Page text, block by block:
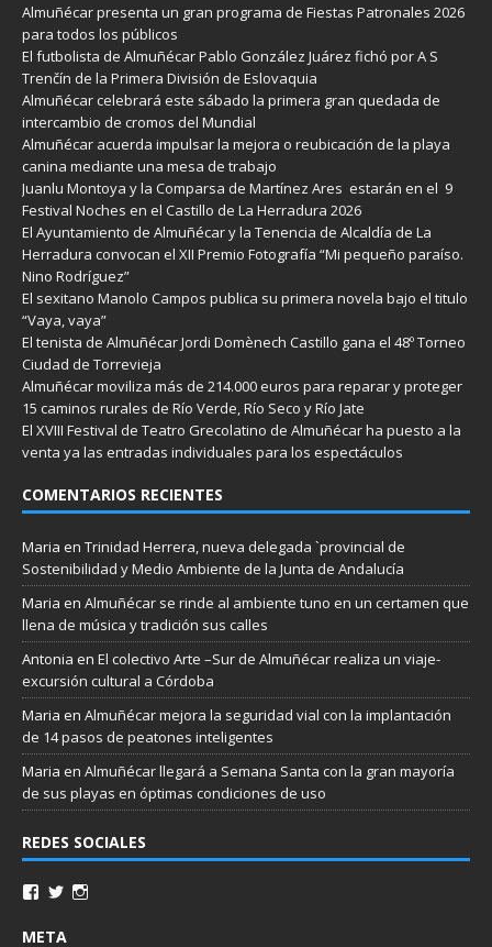
Almuñécar presenta un gran programa de Fiestas Patronales 2026
para todos los públicos
El futbolista de Almuñécar Pablo González Juárez fichó por A S
Trenčín de la Primera División de Eslovaquia
Almuñécar celebrará este sábado la primera gran quedada de
intercambio de cromos del Mundial
Almuñécar acuerda impulsar la mejora o reubicación de la playa
canina mediante una mesa de trabajo
Juanlu Montoya y la Comparsa de Martínez Ares estarán en el 9
Festival Noches en el Castillo de La Herradura 2026
El Ayuntamiento de Almuñécar y la Tenencia de Alcaldía de La
Herradura convocan el XII Premio Fotografía “Mi pequeño paraíso.
Nino Rodríguez”
El sexitano Manolo Campos publica su primera novela bajo el titulo
“Vaya, vaya”
El tenista de Almuñécar Jordi Domènech Castillo gana el 48º Torneo
Ciudad de Torrevieja
Almuñécar moviliza más de 214.000 euros para reparar y proteger
15 caminos rurales de Río Verde, Río Seco y Río Jate
El XVIII Festival de Teatro Grecolatino de Almuñécar ha puesto a la
venta ya las entradas individuales para los espectáculos
COMENTARIOS RECIENTES
Maria en Trinidad Herrera, nueva delegada `provincial de
Sostenibilidad y Medio Ambiente de la Junta de Andalucía
Maria en Almuñécar se rinde al ambiente tuno en un certamen que
llena de música y tradición sus calles
Antonia en El colectivo Arte –Sur de Almuñécar realiza un viaje-
excursión cultural a Córdoba
Maria en Almuñécar mejora la seguridad vial con la implantación
de 14 pasos de peatones inteligentes
Maria en Almuñécar llegará a Semana Santa con la gran mayoría
de sus playas en óptimas condiciones de uso
REDES SOCIALES
META